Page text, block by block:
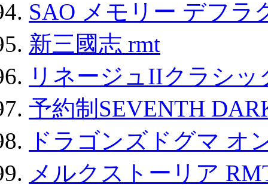
SAO メモリー デフラ
新三國志 rmt
リネージュIIクラシ
予約制SEVENTH
ドラゴンズドグマ オ
メルクストーリア